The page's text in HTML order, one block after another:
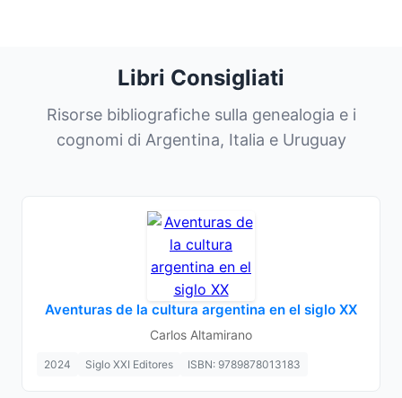
Libri Consigliati
Risorse bibliografiche sulla genealogia e i
cognomi di Argentina, Italia e Uruguay
Aventuras de la cultura argentina en el siglo XX
Carlos Altamirano
2024 Siglo XXI Editores ISBN: 9789878013183